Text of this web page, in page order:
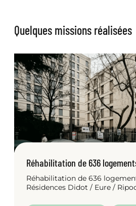
Quelques missions réalisées
Réhabilitation de 636
Réhabilitation de 636
Résidences Didot / Eure /